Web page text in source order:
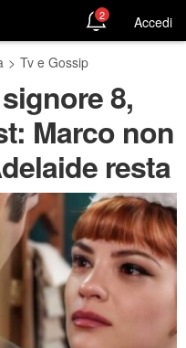
2 Accedi
> Tv e Gossip
8,
Marco non
resta